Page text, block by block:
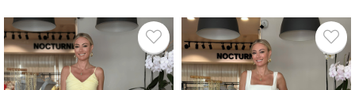
New
Item
New
Item